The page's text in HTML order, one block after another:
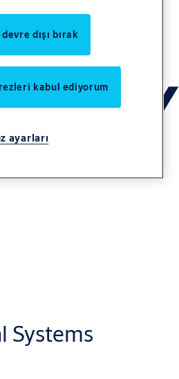
Systems
dışı bırak
kabul ediyorum
ayarları